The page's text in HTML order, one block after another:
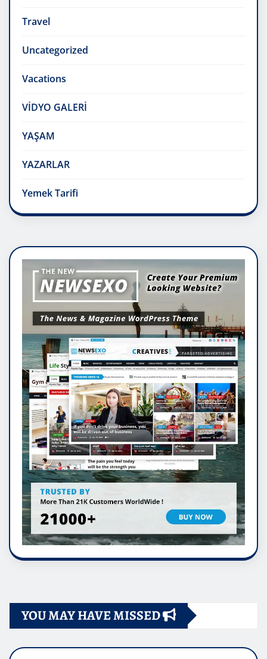
Travel
Uncategorized
Vacations
VİDYO GALERİ
YAŞAM
YAZARLAR
Yemek Tarifi
YOU MAY HAVE MISSED